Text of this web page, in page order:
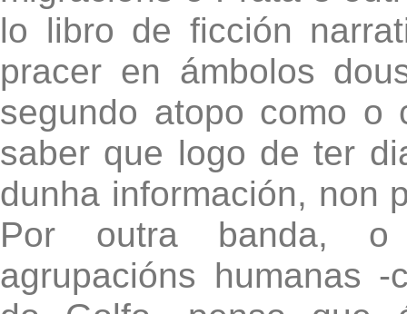
lo libro de ficción
pracer en ámbolos
segundo atopo como o
saber que logo de ter
dunha información, non
Por outra banda, o
agrupacións humanas